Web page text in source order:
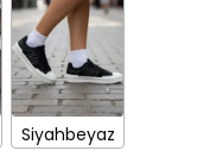
Siyahbeyaz